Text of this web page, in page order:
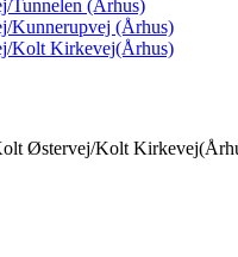
Tunnelen (Århus)
Kunnerupvej (Århus)
Kolt Kirkevej(Århus)
Østervej/Kolt